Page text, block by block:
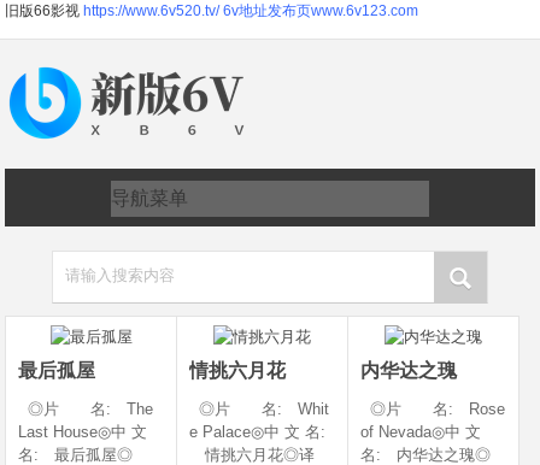
旧版66影视 https://www.6v520.tv/ 6v地址发布页www.6v123.com
请输入搜索内容
最后孤屋
◎片 名: The
Last House◎中 文
名: 最后孤屋◎
情挑六月花
◎片 名: Whit
e Palace◎中 文 名:
情挑六月花◎译
内华达之瑰
◎片 名: Rose
of Nevada◎中 文
名: 内华达之瑰◎